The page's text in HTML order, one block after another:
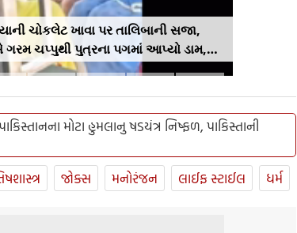
ચોકલેટ ખાવા પર તાલિબાની સજા,
ગરમ ચપ્પુથી પુત્રના પગમાં આપ્યો ડામ,
બંધ કરીને નીકળી ગઈ પાર્ટીમાં
મોટા હુમલાનુ ષડયંત્ર નિષ્ફળ, પાકિસ્તાની
જોક્સ મનોરંજન લાઈફ સ્ટાઈલ ધર્મ